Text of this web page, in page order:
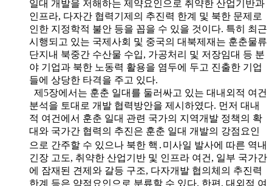
일대 개발을 저해하는 제약요인으로 취약한 산업기반과
인프라, 다자간 협력기제의 추진력 한계 및 북한 문제로
인한 지정학적 불안 등을 꼽을 수 있을 것이다. 특히 최근
시행되고 있는 국제사회 및 중국의 대북제재는 훈춘물류
단지내 북중간 수산물 수입, 가공처리 및 저장임대 등 분
야 기업과 북한 노동력 활용을 염두에 두고 진출한 기업
들에 상당한 타격을 주고 있다.
제5장에서는 훈춘 일대를 둘러싸고 있는 대내외적 여건
분석을 토대로 개발 협력방안을 제시하였다. 먼저 대내
적 여건에서 훈춘 일대 관련 국가의 지역개발 정책의 확
대와 국가간 협력의 추진은 훈춘 일대 개발의 강점요인
으로 간주할 수 있으나 북한 핵․미사일 발사에 따른 역내
긴장 고도, 취약한 산업기반 및 인프라 여건, 일부 국가간
에 잠재된 견제와 갈등 구조, 다자개발 협의체의 추진력
한계 등은 약점요인으로 분류할 수 있다. 한편, 대외적 여